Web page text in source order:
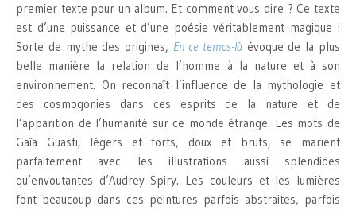
premier texte pour un album. Et comment vous dire ? Ce texte
est d’une puissance et d’une poésie véritablement magique !
Sorte de mythe des origines, En ce temps-làévoque de la plus
belle manière la relation de l’homme à la nature et à son
environnement. On reconnaît l’influence de la mythologie et
des cosmogonies dans ces esprits de la nature et de
l’apparition de l’humanité sur ce monde étrange. Les mots de
Gaïa Guasti, légers et forts, doux et bruts, se marient
parfaitement avec les illustrations aussi splendides
qu’envoutantes d’Audrey Spiry. Les couleurs et les lumières
font beaucoup dans ces peintures parfois abstraites, parfois